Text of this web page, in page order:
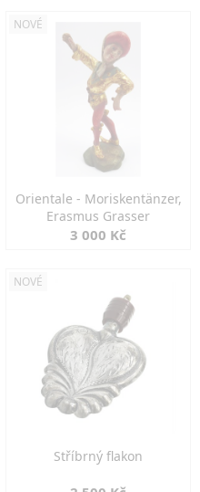
NOVÉ
Orientale - Moriskentänzer,
Erasmus Grasser
3 000 Kč
NOVÉ
Stříbrný flakon